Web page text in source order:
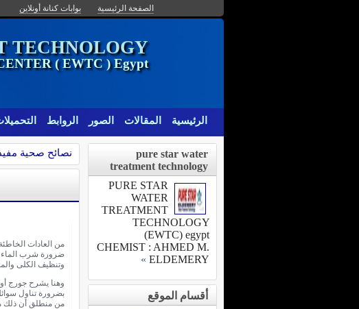
الصفحة الرئيسية بوابات كنانة أونلاين
TECHNOLOGY
( EWTC ) Egypt
الرئيسية المقالات الصور الروابط
نصائح صحية
من العادات
ضرورة شرب الماء
وتنظيف الكلى
وهنا يشرح جورج
بضرورة تناول
من منطلق أن ذلك
pure star water
treatment technology
PURE STAR
WATER
TREATMENT
TECHNOLOGY
(EWTC) egypt
CHEMIST : AHMED M.
ELDEMERY
»
أقسام الموقع